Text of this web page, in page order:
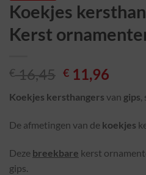
Koekjes
Kerst
€16,45
was:
€ 16,45.
€ 11,96
is:
€
Koekjes kersthangers van gips,
De afmetingen van de koekjes
Deze breekbare kerst
gips.